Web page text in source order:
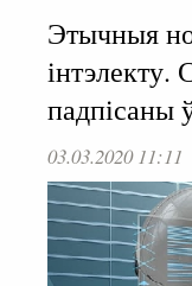
Этычныя
падпісаны
03.03.2020 11:11